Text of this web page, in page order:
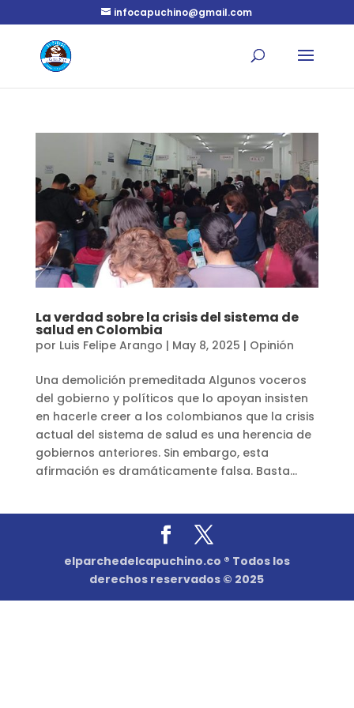
infocapuchino@gmail.com
La verdad sobre la crisis del sistema de
salud en Colombia
por Luis Felipe Arango | May 8, 2025 | Opinión
Una demolición premeditada Algunos voceros
del gobierno y políticos que lo apoyan insisten
en hacerle creer a los colombianos que la crisis
actual del sistema de salud es una herencia de
gobiernos anteriores. Sin embargo, esta
afirmación es dramáticamente falsa. Basta...
elparchedelcapuchino.co ® Todos los
derechos reservados © 2025